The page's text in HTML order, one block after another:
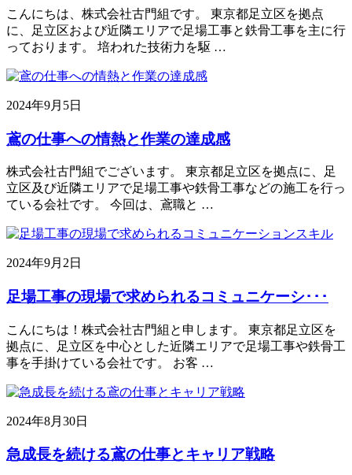
こんにちは、株式会社古門組です。 東京都足立区を拠点
に、足立区および近隣エリアで足場工事と鉄骨工事を主に行
っております。 培われた技術力を駆 …
2024年9月5日
鳶の仕事への情熱と作業の達成感
株式会社古門組でございます。 東京都足立区を拠点に、足
立区及び近隣エリアで足場工事や鉄骨工事などの施工を行っ
ている会社です。 今回は、鳶職と …
2024年9月2日
足場工事の現場で求められるコミュニケーシ･･･
こんにちは！株式会社古門組と申します。 東京都足立区を
拠点に、足立区を中心とした近隣エリアで足場工事や鉄骨工
事を手掛けている会社です。 お客 …
2024年8月30日
急成長を続ける鳶の仕事とキャリア戦略